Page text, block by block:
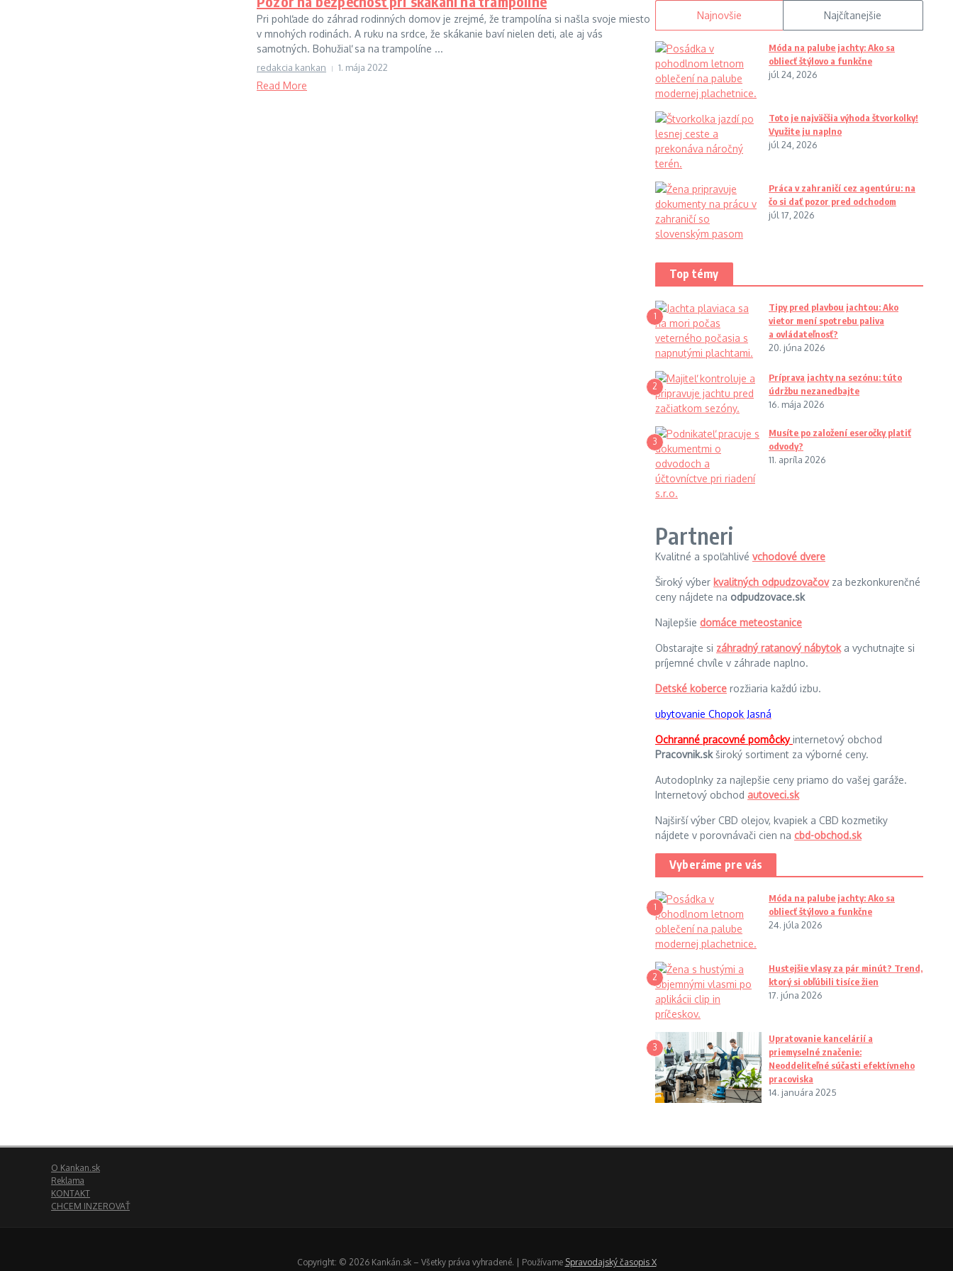
Pri pohľade do záhrad rodinných domov je zrejmé, že trampolína si našla svoje miesto
v mnohých rodinách. A ruku na srdce, že skákanie baví nielen deti, ale aj vás
samotných. Bohužiaľ sa na trampolíne ...
redakcia kankan 1. mája 2022
Read More
Najnovšie Najčítanejšie
Móda na palube jachty: Ako sa
obliecť štýlovo a funkčne
júl 24, 2026
Toto je najväčšia výhoda štvorkolky!
Využite ju naplno
júl 24, 2026
Práca v zahraničí cez agentúru: na
čo si dať pozor pred odchodom
júl 17, 2026
Top témy
1
Tipy pred plavbou jachtou: Ako
vietor mení spotrebu paliva
a ovládateľnosť?
20. júna 2026
2
Príprava jachty na sezónu: túto
údržbu nezanedbajte
16. mája 2026
3
Musíte po založení eseročky platiť
odvody?
11. apríla 2026
Partneri
Kvalitné a spoľahlivé vchodové dvere
Široký výber kvalitných odpudzovačovza bezkonkurenčné
ceny nájdete na odpudzovace.sk
Najlepšie domáce meteostanice
Obstarajte si záhradný ratanový nábytoka vychutnajte si
príjemné chvíle v záhrade naplno.
Detské koberce rozžiaria každú izbu.
ubytovanie Chopok Jasná
Ochranné pracovné pomôckyinternetový obchod
Pracovnik.skširoký sortiment za výborné ceny.
Autodoplnky za najlepšie ceny priamo do vašej garáže.
Internetový obchod autoveci.sk
Najširší výber CBD olejov, kvapiek a CBD kozmetiky
nájdete v porovnávači cien na cbd-obchod.sk
Vyberáme pre vás
1
Móda na palube jachty: Ako sa
obliecť štýlovo a funkčne
24. júla 2026
2
Hustejšie vlasy za pár minút? Trend,
ktorý si obľúbili tisíce žien
17. júna 2026
3
Upratovanie kancelárií a
priemyselné značenie:
Neoddeliteľné súčasti efektívneho
pracoviska
14. januára 2025
O Kankan.sk
Reklama
KONTAKT
CHCEM INZEROVAŤ
Copyright: © 2026 Kankán.sk – Všetky práva vyhradené. | Používame Spravodajský časopis X